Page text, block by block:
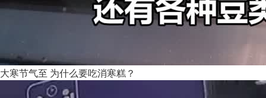
大寒节气至 为什么要吃消寒糕？